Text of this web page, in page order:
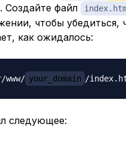
Создайте файл
чтобы убедиться,
как ожидалось:
your_domain
следующее: